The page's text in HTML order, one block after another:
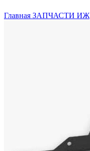
Главная ЗАПЧАСТИ ИЖ